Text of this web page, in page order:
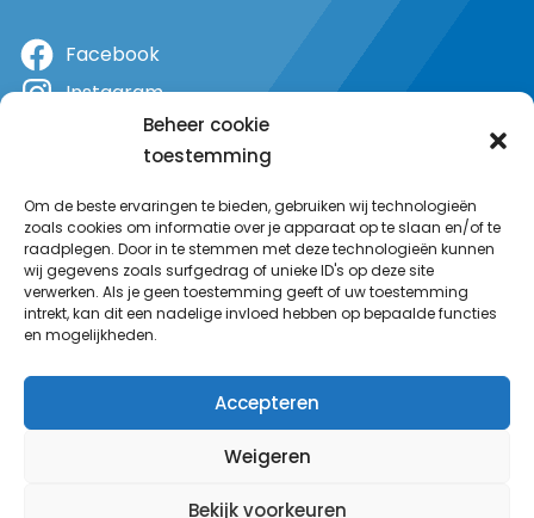
Beheer cookie
toestemming
Om de beste ervaringen te bieden, gebruiken wij technologieën
zoals cookies om informatie over je apparaat op te slaan en/of te
raadplegen. Door in te stemmen met deze technologieën kunnen
wij gegevens zoals surfgedrag of unieke ID's op deze site
verwerken. Als je geen toestemming geeft of uw toestemming
intrekt, kan dit een nadelige invloed hebben op bepaalde functies
en mogelijkheden.
Accepteren
Weigeren
Bekijk voorkeuren
Facebook
Instagram
YouTube